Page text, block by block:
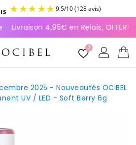
9.5/10
Livraison 4,95€ en Relais,
0
2025 - Nouveautés OCIBEL
UV / LED - Soft Berry 6g